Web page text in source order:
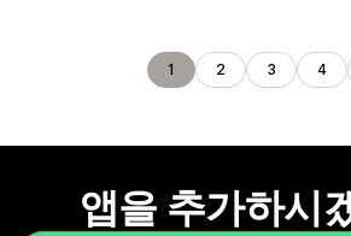
1 2 3 4
앱을 추가하시